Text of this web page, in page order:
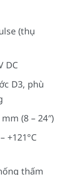
(thụ
DC
D3, phù
(8 – 24″)
+121°C
thấm